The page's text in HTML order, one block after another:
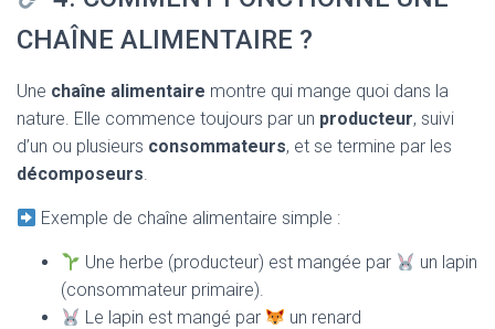
CHAÎNE ALIMENTAIRE ?
Une chaîne alimentaire montre qui mange quoi dans la
nature. Elle commence toujours par un producteur, suivi
d’un ou plusieurs consommateurs, et se termine par les
décomposeurs.
Exemple de chaîne alimentaire simple :
Une herbe (producteur) est mangée par
un lapin
(consommateur primaire).
Le lapin est mangé par
un renard